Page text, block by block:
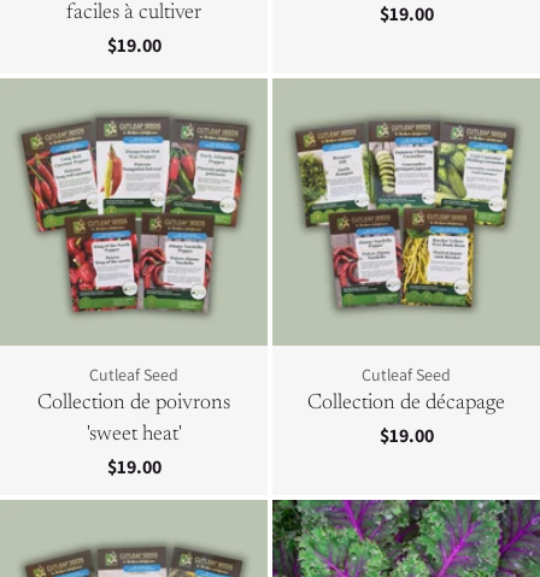
faciles à cultiver
$19.00
$19.00
Cutleaf Seed
Collection de poivrons
'sweet heat'
$19.00
Cutleaf Seed
Collection de décapage
$19.00